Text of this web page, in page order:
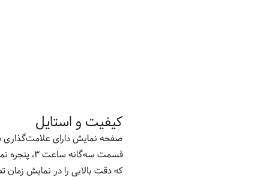
کیفیت و استایل
صفحه نمایش دارای
قسمت